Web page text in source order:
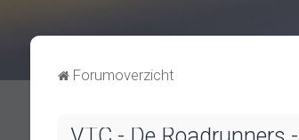
Forumoverzicht